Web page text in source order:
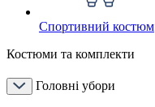
Спортивний костюм
Костюми та комплекти
Головні убори